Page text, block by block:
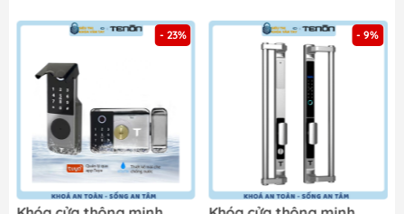
- 23% - 9%